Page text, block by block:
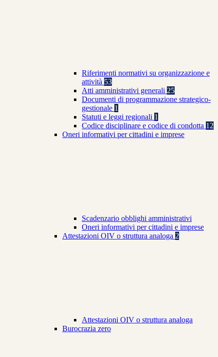
Riferimenti normativi su organizzazione e
attività 53
Atti amministrativi generali 25
Documenti di programmazione strategico-
gestionale 1
Statuti e leggi regionali 1
Codice disciplinare e codice di condotta 12
Oneri informativi per cittadini e imprese
Scadenzario obblighi amministrativi
Oneri informativi per cittadini e imprese
Attestazioni OIV o struttura analoga 2
Attestazioni OIV o struttura analoga
Burocrazia zero